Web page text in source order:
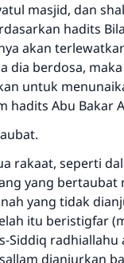
masjid, dan
hadits
akan
dia berdosa,
untuk
hadits Abu Bakar
rakaat, seperti
yang bertaubat
yang tidak
itu beristigfar
Siddiq
dianjurkan